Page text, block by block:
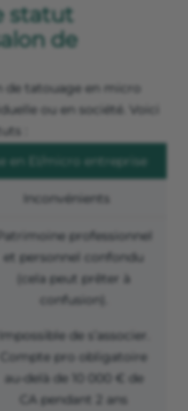
statut
de
de tatouage en micro
ou en société. Voici
:
en EI/micro entreprise
Inconvénients
Patrimoine professionnel
et personnel confondu
(cela peut prêter à
confusion).
Impossible de s’associer.
Compte pro obligatoire
au-delà de 10 000 € de
CA pendant 2 ans